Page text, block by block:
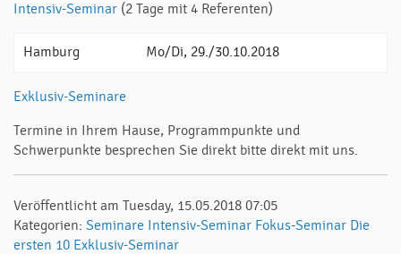
Intensiv-Seminar (2 Tage mit 4 Referenten)
Hamburg Mo/Di, 29./30.10.2018
Exklusiv-Seminare
Termine in Ihrem Hause, Programmpunkte und
Schwerpunkte besprechen Sie direkt bitte direkt mit uns.
Veröffentlicht am Tuesday, 15.05.2018 07:05
Kategorien: Seminare Intensiv-Seminar Fokus-Seminar Die
ersten 10 Exklusiv-Seminar